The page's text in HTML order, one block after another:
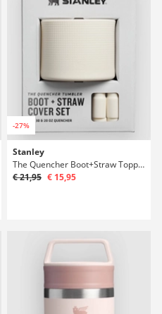
-27%
Stanley
The Quencher Boot+Straw Topper 20oz/30oz Top
€ 21,95 € 15,95